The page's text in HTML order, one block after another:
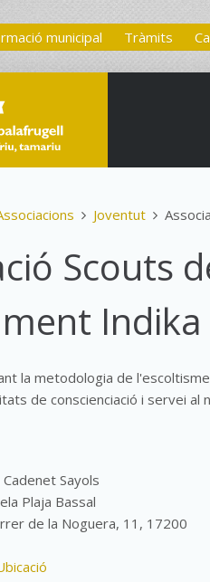
municipal Tràmits
Joventut
Scouts
Indika
la metodologia de
de conscienciació i servei
Cadenet Sayols
Plaja Bassal
de la Noguera, 11, 17200